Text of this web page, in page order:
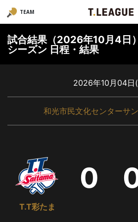
TEAM
試合結果（2026年10月4
シーズン 日程・結果
2026年10月04日
和光市民文化センターサ
T.T彩たま
0